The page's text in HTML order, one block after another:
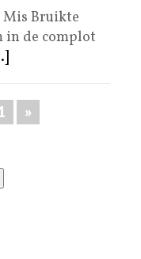
Mis Bruikte
in de complot
»